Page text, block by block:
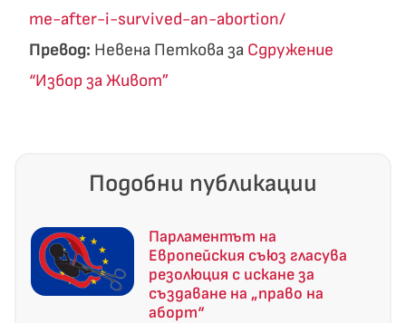
me-after-i-survived-an-abortion/
Превод: Невена Петкова за Сдружение
“Избор за Живот”
Подобни публикации
Парламентът на
Европейския съюз гласува
резолюция с искане за
създаване на „право на
аборт“